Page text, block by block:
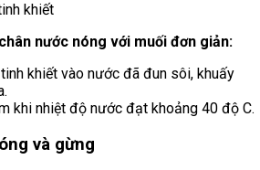
khiết
nước nóng với muối đơn giản:
khiết vào nước đã đun sôi, khuấy
khi nhiệt độ nước đạt khoảng 40 độ C.
và gừng